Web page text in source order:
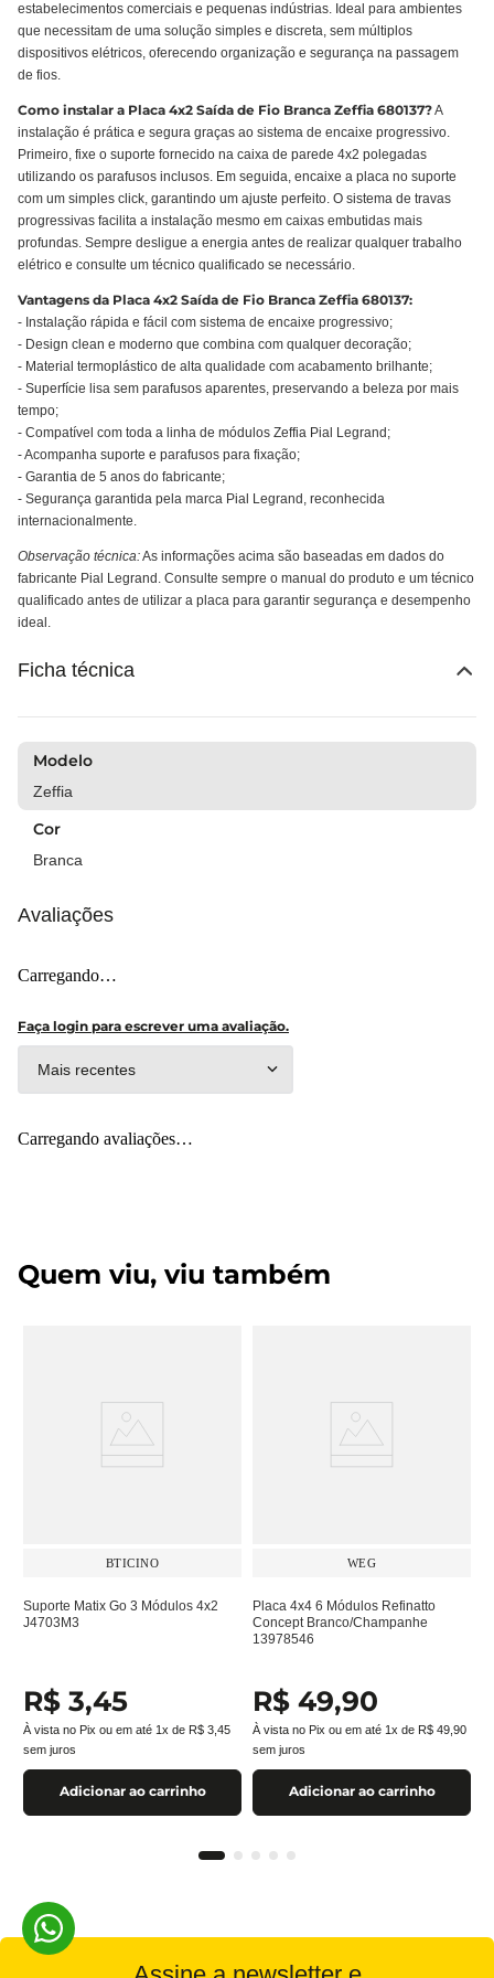
estabelecimentos comerciais e pequenas indústrias. Ideal para ambientes
que necessitam de uma solução simples e discreta, sem múltiplos
dispositivos elétricos, oferecendo organização e segurança na passagem
de fios.
Como instalar a Placa 4x2 Saída de Fio Branca Zeffia 680137?A
instalação é prática e segura graças ao sistema de encaixe progressivo.
Primeiro, fixe o suporte fornecido na caixa de parede 4x2 polegadas
utilizando os parafusos inclusos. Em seguida, encaixe a placa no suporte
com um simples click, garantindo um ajuste perfeito. O sistema de travas
progressivas facilita a instalação mesmo em caixas embutidas mais
profundas. Sempre desligue a energia antes de realizar qualquer trabalho
elétrico e consulte um técnico qualificado se necessário.
Vantagens da Placa 4x2 Saída de Fio Branca Zeffia 680137:
- Instalação rápida e fácil com sistema de encaixe progressivo;
- Design clean e moderno que combina com qualquer decoração;
- Material termoplástico de alta qualidade com acabamento brilhante;
- Superfície lisa sem parafusos aparentes, preservando a beleza por mais
tempo;
- Compatível com toda a linha de módulos Zeffia Pial Legrand;
- Acompanha suporte e parafusos para fixação;
- Garantia de 5 anos do fabricante;
- Segurança garantida pela marca Pial Legrand, reconhecida
internacionalmente.
Observação técnica:As informações acima são baseadas em dados do
fabricante Pial Legrand. Consulte sempre o manual do produto e um técnico
qualificado antes de utilizar a placa para garantir segurança e desempenho
ideal.
Ficha técnica
Modelo
Zeffia
Cor
Branca
Avaliações
Carregando…
Faça login para escrever uma avaliação.
Mais recentes
Carregando avaliações…
Quem viu, viu também
BTICINO
Suporte Matix Go 3 Módulos 4x2
J4703M3
R$ 3,45
À vista no Pix ou em até 1x de R$ 3 45
sem juros
Adicionar ao carrinho
WEG
Placa 4x4 6 Módulos Refinatto
Concept Branco/Champanhe
13978546
R$ 49,90
À vista no Pix ou em até 1x de R$ 49 90
sem juros
Adicionar ao carrinho